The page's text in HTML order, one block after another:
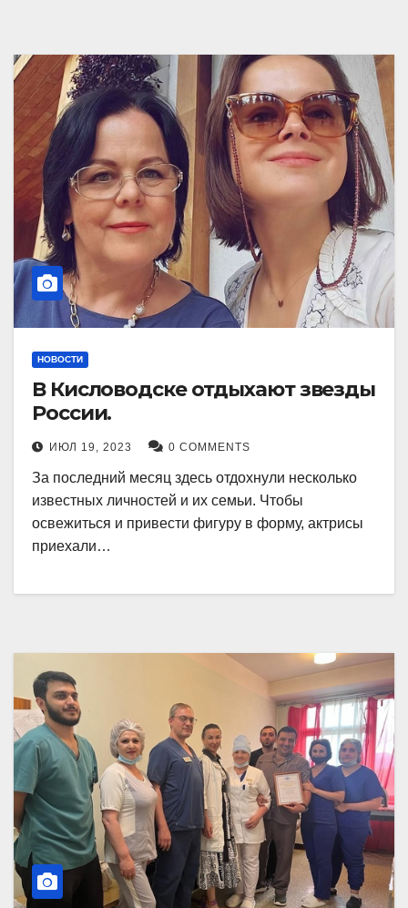
НОВОСТИ
В Кисловодске отдыхают звезды
России.
ИЮЛ 19, 2023 0 COMMENTS
За последний месяц здесь отдохнули несколько
известных личностей и их семьи. Чтобы
освежиться и привести фигуру в форму, актрисы
приехали…